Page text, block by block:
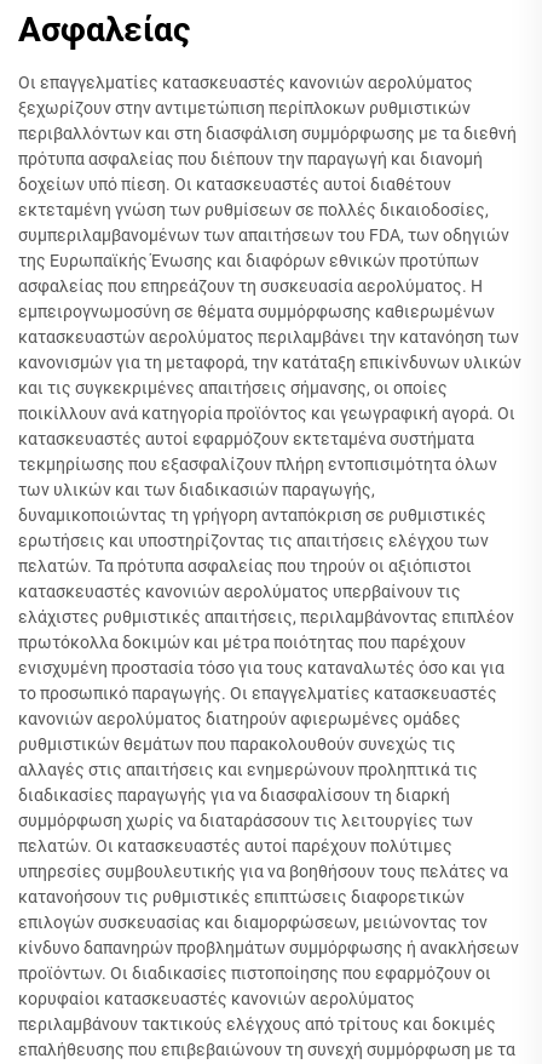
Ασφαλείας
Οι επαγγελματίες κατασκευαστές κανονιών αερολύματος
ξεχωρίζουν στην αντιμετώπιση περίπλοκων ρυθμιστικών
περιβαλλόντων και στη διασφάλιση συμμόρφωσης με τα διεθνή
πρότυπα ασφαλείας που διέπουν την παραγωγή και διανομή
δοχείων υπό πίεση. Οι κατασκευαστές αυτοί διαθέτουν
εκτεταμένη γνώση των ρυθμίσεων σε πολλές δικαιοδοσίες,
συμπεριλαμβανομένων των απαιτήσεων του FDA, των οδηγιών
της Ευρωπαϊκής Ένωσης και διαφόρων εθνικών προτύπων
ασφαλείας που επηρεάζουν τη συσκευασία αερολύματος. Η
εμπειρογνωμοσύνη σε θέματα συμμόρφωσης καθιερωμένων
κατασκευαστών αερολύματος περιλαμβάνει την κατανόηση των
κανονισμών για τη μεταφορά, την κατάταξη επικίνδυνων υλικών
και τις συγκεκριμένες απαιτήσεις σήμανσης, οι οποίες
ποικίλλουν ανά κατηγορία προϊόντος και γεωγραφική αγορά. Οι
κατασκευαστές αυτοί εφαρμόζουν εκτεταμένα συστήματα
τεκμηρίωσης που εξασφαλίζουν πλήρη εντοπισιμότητα όλων
των υλικών και των διαδικασιών παραγωγής,
δυναμικοποιώντας τη γρήγορη ανταπόκριση σε ρυθμιστικές
ερωτήσεις και υποστηρίζοντας τις απαιτήσεις ελέγχου των
πελατών. Τα πρότυπα ασφαλείας που τηρούν οι αξιόπιστοι
κατασκευαστές κανονιών αερολύματος υπερβαίνουν τις
ελάχιστες ρυθμιστικές απαιτήσεις, περιλαμβάνοντας επιπλέον
πρωτόκολλα δοκιμών και μέτρα ποιότητας που παρέχουν
ενισχυμένη προστασία τόσο για τους καταναλωτές όσο και για
το προσωπικό παραγωγής. Οι επαγγελματίες κατασκευαστές
κανονιών αερολύματος διατηρούν αφιερωμένες ομάδες
ρυθμιστικών θεμάτων που παρακολουθούν συνεχώς τις
αλλαγές στις απαιτήσεις και ενημερώνουν προληπτικά τις
διαδικασίες παραγωγής για να διασφαλίσουν τη διαρκή
συμμόρφωση χωρίς να διαταράσσουν τις λειτουργίες των
πελατών. Οι κατασκευαστές αυτοί παρέχουν πολύτιμες
υπηρεσίες συμβουλευτικής για να βοηθήσουν τους πελάτες να
κατανοήσουν τις ρυθμιστικές επιπτώσεις διαφορετικών
επιλογών συσκευασίας και διαμορφώσεων, μειώνοντας τον
κίνδυνο δαπανηρών προβλημάτων συμμόρφωσης ή ανακλήσεων
προϊόντων. Οι διαδικασίες πιστοποίησης που εφαρμόζουν οι
κορυφαίοι κατασκευαστές κανονιών αερολύματος
περιλαμβάνουν τακτικούς ελέγχους από τρίτους και δοκιμές
επαλήθευσης που επιβεβαιώνουν τη συνεχή συμμόρφωση με τα